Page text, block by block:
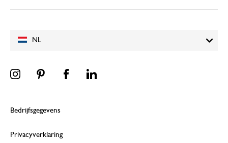
NL
Bedrijfsgegevens
Privacyverklaring